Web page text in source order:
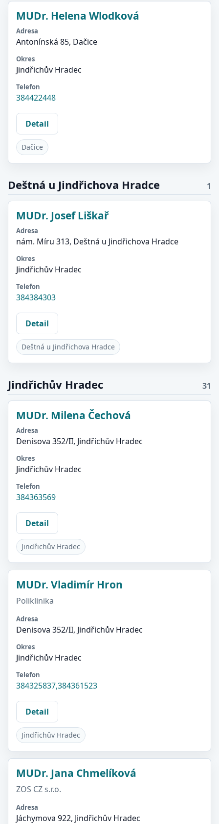
MUDr. Helena Wlodková
Adresa
Antonínská 85, Dačice
Okres
Jindřichův Hradec
Telefon
384422448
Detail
Dačice
Deštná u Jindřichova Hradce 1
MUDr. Josef Liškař
Adresa
nám. Míru 313, Deštná u Jindřichova Hradce
Okres
Jindřichův Hradec
Telefon
384384303
Detail
Deštná u Jindřichova Hradce
Jindřichův Hradec 31
MUDr. Milena Čechová
Adresa
Denisova 352/II, Jindřichův Hradec
Okres
Jindřichův Hradec
Telefon
384363569
Detail
Jindřichův Hradec
MUDr. Vladimír Hron
Poliklinika
Adresa
Denisova 352/II, Jindřichův Hradec
Okres
Jindřichův Hradec
Telefon
384325837,384361523
Detail
Jindřichův Hradec
MUDr. Jana Chmelíková
ZOS CZ s.r.o.
Adresa
Jáchymova 922, Jindřichův Hradec